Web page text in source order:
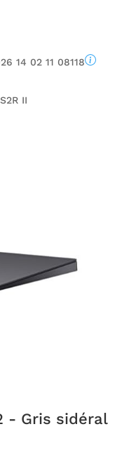
14 02 11 08118
II
- Gris sidéral